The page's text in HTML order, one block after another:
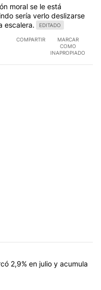
moral se le está
sería verlo deslizarse
escalera.
EDITADO
COMPARTIR
MARCAR
COMO
INAPROPIADO
más comentarios en los
inflación en CABA
2,9% en julio y acumula